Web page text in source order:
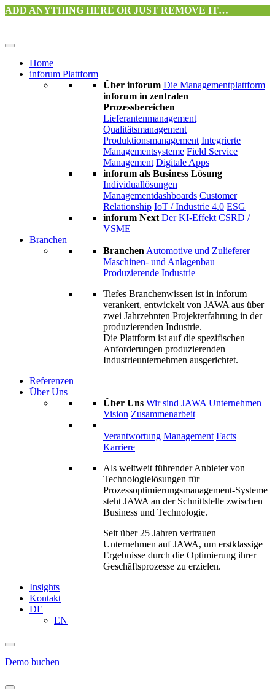
ADD ANYTHING HERE OR JUST REMOVE IT…
Home
inforum Plattform
Über inforum Die Managementplattform
inforum in zentralen
Prozessbereichen
Lieferantenmanagement
Qualitätsmanagement
Produktionsmanagement Integrierte
Managementsysteme Field Service
Management Digitale Apps
inforum als Business Lösung
Individuallösungen
Managementdashboards Customer
Relationship IoT / Industrie 4.0 ESG
inforum Next Der KI-Effekt CSRD /
VSME
Branchen
Branchen Automotive und Zulieferer
Maschinen- und Anlagenbau
Produzierende Industrie
Tiefes Branchenwissen ist in inforum
verankert, entwickelt von JAWA aus über
zwei Jahrzehnten Projekterfahrung in der
produzierenden Industrie.
Die Plattform ist auf die spezifischen
Anforderungen produzierenden
Industrieunternehmen ausgerichtet.
Referenzen
Über Uns
Über Uns Wir sind JAWA Unternehmen
Vision Zusammenarbeit
Verantwortung Management Facts
Karriere
Als weltweit führender Anbieter von
Technologielösungen für
Prozessoptimierungs­management-Systeme
steht JAWA an der Schnittstelle zwischen
Business und Technologie.
Seit über 25 Jahren vertrauen
Unternehmen auf JAWA, um erstklassige
Ergebnisse durch die Optimierung ihrer
Geschäftsprozesse zu erzielen.
Insights
Kontakt
DE
EN
Demo buchen